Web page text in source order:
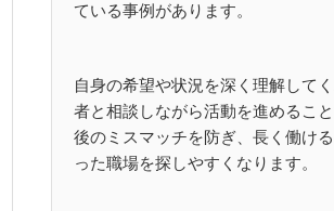
ている事例があります。
自身の希望や状況を深く理解して
者と相談しながら活動を進めるこ
後のミスマッチを防ぎ、長く働け
った職場を探しやすくなります。